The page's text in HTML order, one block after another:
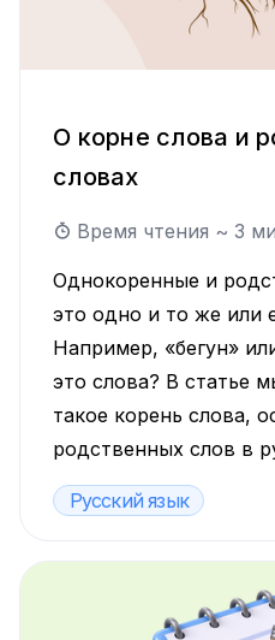
О корне слова и
словах
Время чтения ~3
Однокоренные и
это одно и то же или
Например, «бегун»
это слова? В статье
такое корень слова,
родственных слов в
порешаем задачи на
Русский язык